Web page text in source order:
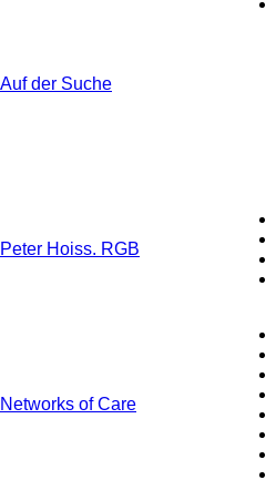
Auf der Suche
Peter Hoiss. RGB
Networks of Care